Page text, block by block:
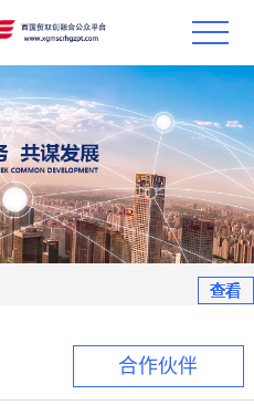
首页
政策
科技
项目
合作
合作伙伴
查看
查看
查看
查看
查看
查看
查看